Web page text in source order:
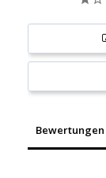
Bewertungen